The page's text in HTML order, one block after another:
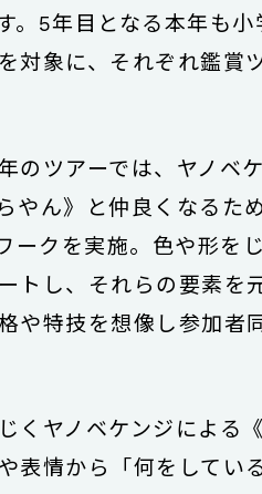
。5年目となる本年も
対象に、それぞれ鑑賞
のツアーでは、ヤノベ
やん》と仲良くなるた
ークを実施。色や形を
トし、それらの要素を
や特技を想像し参加者
くヤノベケンジによる
表情から「何をしてい